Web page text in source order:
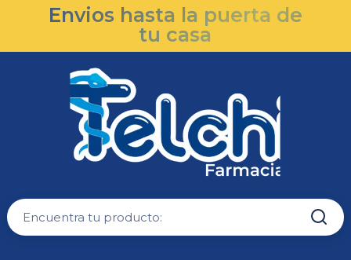
Envios hasta la puerta de
tu casa